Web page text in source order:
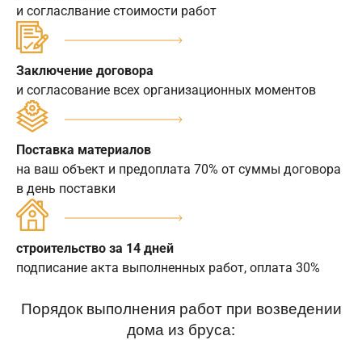
и согласлвание стоимости работ
Заключение договора
и согласование всех организационных моментов
Поставка материалов
на ваш объект и предоплата 70% от суммы договора
в день поставки
строительство за 14 дней
подписание акта выполненных работ, оплата 30%
Порядок выполнения работ при возведении
дома из бруса: